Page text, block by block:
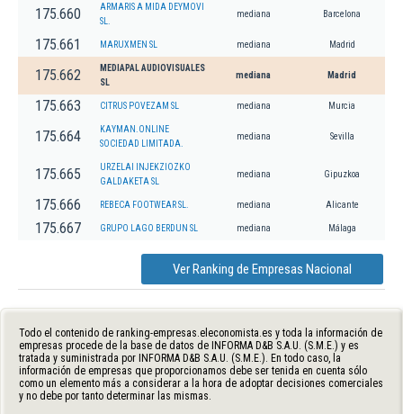
175.660
ARMARIS A MIDA DEYMOVI
SL.
mediana Barcelona
175.661 MARUXMEN SL mediana Madrid
175.662
MEDIAPAL AUDIOVISUALES
SL
mediana Madrid
175.663 CITRUS POVEZAM SL mediana Murcia
175.664
KAYMAN.ONLINE
SOCIEDAD LIMITADA.
mediana Sevilla
175.665
URZELAI INJEKZIOZKO
GALDAKETA SL
mediana Gipuzkoa
175.666 REBECA FOOTWEAR SL. mediana Alicante
175.667 GRUPO LAGO BERDUN SL mediana Málaga
Ver Ranking de Empresas Nacional
Todo el contenido de ranking-empresas.eleconomista.es y toda la información de
empresas procede de la base de datos de INFORMA D&B S.A.U. (S.M.E.) y es
tratada y suministrada por INFORMA D&B S.A.U. (S.M.E.). En todo caso, la
información de empresas que proporcionamos debe ser tenida en cuenta sólo
como un elemento más a considerar a la hora de adoptar decisiones comerciales
y no debe por tanto determinar las mismas.